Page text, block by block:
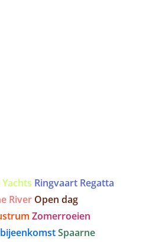
Ringvaart Regatta
River Open dag
Zomerroeien
Spaarne